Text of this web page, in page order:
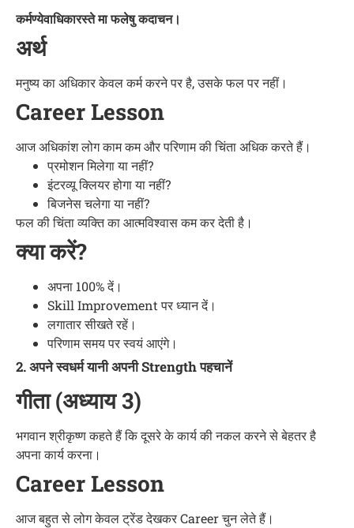
कर्मण्येवाधिकारस्ते मा फलेषु कदाचन।
अर्थ
मनुष्य का अधिकार केवल कर्म करने पर है, उसके फल पर नहीं।
Career Lesson
आज अधिकांश लोग काम कम और परिणाम की चिंता अधिक करते हैं।
प्रमोशन मिलेगा या नहीं?
इंटरव्यू क्लियर होगा या नहीं?
बिजनेस चलेगा या नहीं?
फल की चिंता व्यक्ति का आत्मविश्वास कम कर देती है।
क्या करें?
अपना 100% दें।
Skill Improvement पर ध्यान दें।
लगातार सीखते रहें।
परिणाम समय पर स्वयं आएंगे।
2. अपने स्वधर्म यानी अपनी Strength पहचानें
गीता (अध्याय 3)
भगवान श्रीकृष्ण कहते हैं कि दूसरे के कार्य की नकल करने से बेहतर है
अपना कार्य करना।
Career Lesson
आज बहुत से लोग केवल ट्रेंड देखकर Career चुन लेते हैं।